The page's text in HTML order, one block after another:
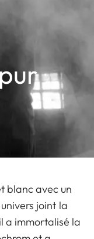
blanc avec un
joint la
a immortalisé la